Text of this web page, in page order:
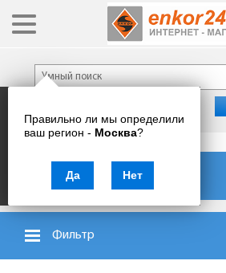
Правильно ли мы определили
ваш регион - Москва?
Да Нет
Каталог товаров
Фильтр